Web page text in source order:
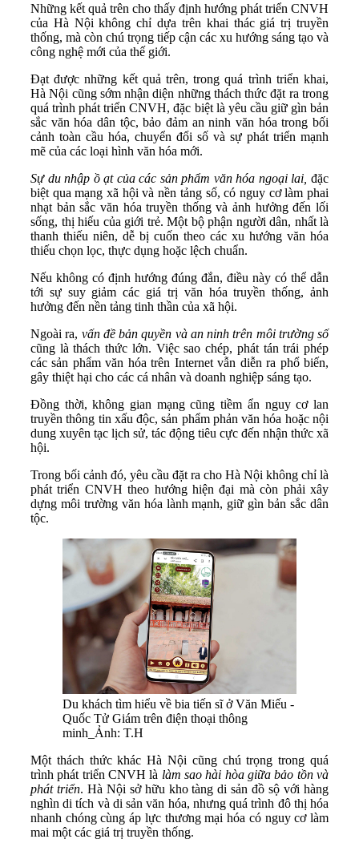
Những kết quả trên cho thấy định hướng phát triển CNVH
của Hà Nội không chỉ dựa trên khai thác giá trị truyền
thống, mà còn chú trọng tiếp cận các xu hướng sáng tạo và
công nghệ mới của thế giới.
Đạt được những kết quả trên, trong quá trình triển khai,
Hà Nội cũng sớm nhận diện những thách thức đặt ra trong
quá trình phát triển CNVH, đặc biệt là yêu cầu giữ gìn bản
sắc văn hóa dân tộc, bảo đảm an ninh văn hóa trong bối
cảnh toàn cầu hóa, chuyển đổi số và sự phát triển mạnh
mẽ của các loại hình văn hóa mới.
Sự du nhập ồ ạt của các sản phẩm văn hóa ngoại lai, đặc
biệt qua mạng xã hội và nền tảng số, có nguy cơ làm phai
nhạt bản sắc văn hóa truyền thống và ảnh hưởng đến lối
sống, thị hiếu của giới trẻ. Một bộ phận người dân, nhất là
thanh thiếu niên, dễ bị cuốn theo các xu hướng văn hóa
thiếu chọn lọc, thực dụng hoặc lệch chuẩn.
Nếu không có định hướng đúng đắn, điều này có thể dẫn
tới sự suy giảm các giá trị văn hóa truyền thống, ảnh
hưởng đến nền tảng tinh thần của xã hội.
Ngoài ra, vấn đề bản quyền và an ninh trên môi trường số
cũng là thách thức lớn. Việc sao chép, phát tán trái phép
các sản phẩm văn hóa trên Internet vẫn diễn ra phổ biến,
gây thiệt hại cho các cá nhân và doanh nghiệp sáng tạo.
Đồng thời, không gian mạng cũng tiềm ẩn nguy cơ lan
truyền thông tin xấu độc, sản phẩm phản văn hóa hoặc nội
dung xuyên tạc lịch sử, tác động tiêu cực đến nhận thức xã
hội.
Trong bối cảnh đó, yêu cầu đặt ra cho Hà Nội không chỉ là
phát triển CNVH theo hướng hiện đại mà còn phải xây
dựng môi trường văn hóa lành mạnh, giữ gìn bản sắc dân
tộc.
Du khách tìm hiểu về bia tiến sĩ ở Văn Miếu -
Quốc Tử Giám trên điện thoại thông
minh_Ảnh: T.H
Một thách thức khác Hà Nội cũng chú trọng trong quá
trình phát triển CNVH là làm sao hài hòa giữa bảo tồn và
phát triển. Hà Nội sở hữu kho tàng di sản đồ sộ với hàng
nghìn di tích và di sản văn hóa, nhưng quá trình đô thị hóa
nhanh chóng cùng áp lực thương mại hóa có nguy cơ làm
mai một các giá trị truyền thống.